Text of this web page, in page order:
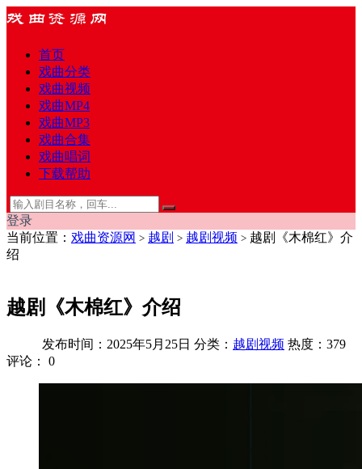
首页
戏曲分类
戏曲视频
戏曲MP4
戏曲MP3
戏曲合集
戏曲唱词
下载帮助
登录
当前位置： 戏曲资源网 > 越剧 > 越剧视频 > 越剧《木棉红》介
绍
越剧《木棉红》介绍
发布时间：2025年5月25日 分类： 越剧视频 热度：379
评论：
0